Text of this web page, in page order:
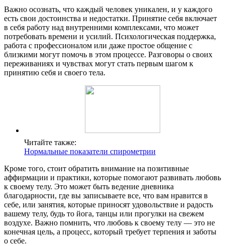
Важно осознать, что каждый человек уникален, и у каждого
есть свои достоинства и недостатки. Принятие себя включает
в себя работу над внутренними комплексами, что может
потребовать времени и усилий. Психологическая поддержка,
работа с профессионалом или даже простое общение с
близкими могут помочь в этом процессе. Разговоры о своих
переживаниях и чувствах могут стать первым шагом к
принятию себя и своего тела.
Читайте также:
Нормальные показатели спирометрии
Кроме того, стоит обратить внимание на позитивные
аффирмации и практики, которые помогают развивать любовь
к своему телу. Это может быть ведение дневника
благодарности, где вы записываете все, что вам нравится в
себе, или занятия, которые приносят удовольствие и радость
вашему телу, будь то йога, танцы или прогулки на свежем
воздухе. Важно помнить, что любовь к своему телу — это не
конечная цель, а процесс, который требует терпения и заботы
о себе.